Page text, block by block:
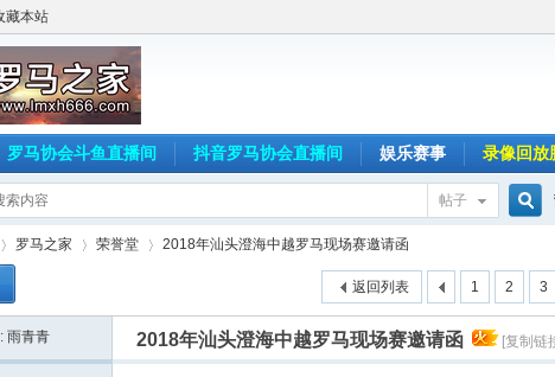
藏本站
罗马协会斗鱼直播间 抖音罗马协会直播间 娱乐赛事 录像回放
帖子
索
罗马之家 荣誉堂
›
2018年汕头澄海中越罗马现场赛邀请函
1 2 3
返回列表
雨青青 2018年汕头澄海中越罗马现场赛邀请函 [复制链